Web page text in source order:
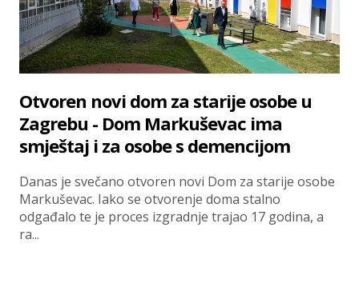
Otvoren novi dom za starije osobe u
Zagrebu - Dom Markuševac ima
smještaj i za osobe s demencijom
Danas je svečano otvoren novi Dom za starije osobe
Markuševac. Iako se otvorenje doma stalno
odgađalo te je proces izgradnje trajao 17 godina, a
ra...